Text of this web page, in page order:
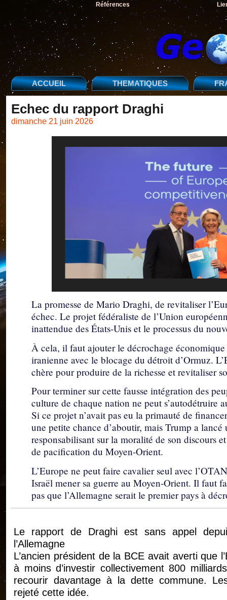
Références
ACCUEIL THEMATIQUES
Echec du rapport Draghi
dimanche 21 juin 2026
La promesse de Mario Draghi, de revitaliser
échec. Le projet fédéraliste de l’Union
inattendue des États-Unis et le processus du
À cela, il faut ajouter le décrochage
iranienne avec le blocage du détroit d’Ormuz.
chère pour produire de la richesse et revitaliser
Pour terminer sur cette fausse intégration des
culture de chaque nation ne peut
Si ce projet n’avait pas eu la primauté de
une petite chance d’aboutir, mais Trump a
responsabilisant sur la moralité de son discours
de pacification du Moyen-Orient.
L’Europe ne peut faire cavalier seul avec
Israël mener sa guerre au Moyen-Orient. Il faut
pas que l’Allemagne serait le premier pays à
Le rapport de Draghi est sans appel
l’Allemagne
L’ancien président de la BCE avait averti que
à moins d’investir collectivement 800
recourir davantage à la dette commune.
rejeté cette idée.